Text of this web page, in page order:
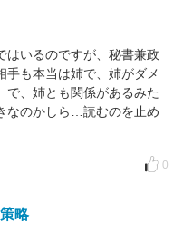
はいるのですが、秘書兼政
手も本当は姉で、姉がダメ
で、姉とも関係があるみた
なのかしら…読むのを止め
0
略